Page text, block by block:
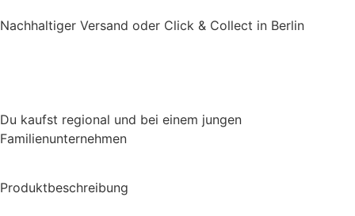
Nachhaltiger Versand oder Click & Collect in Berlin
Du kaufst regional und bei einem jungen
Familienunternehmen
Produktbeschreibung